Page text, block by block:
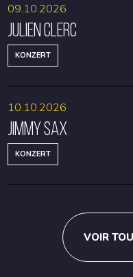
Julien Clerc
KONZERT
09.10.2026
Jimmy Sax
KONZERT
10.10.2026
VOIR